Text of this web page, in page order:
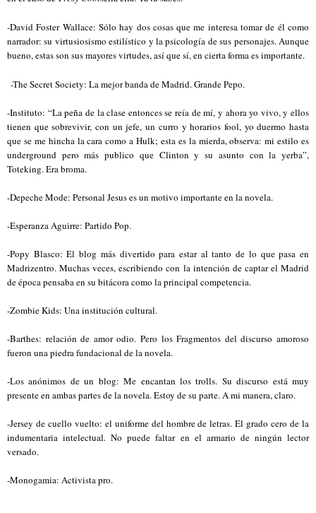
-David Foster Wallace: Sólo hay dos cosas que me interesa tomar de él como
narrador: su virtusiosismo estilístico y la psicología de sus personajes. Aunque
bueno, estas son sus mayores virtudes, así que sí, en cierta forma es importante.
-The Secret Society: La mejor banda de Madrid. Grande Pepo.
-Instituto: “La peña de la clase entonces se reía de mí, y ahora yo vivo, y ellos
tienen que sobrevivir, con un jefe, un curro y horarios fool, yo duermo hasta
que se me hincha la cara como a Hulk; esta es la mierda, observa: mi estilo es
underground pero más publico que Clinton y su asunto con la yerba”,
Toteking. Era broma.
-Depeche Mode: Personal Jesus es un motivo importante en la novela.
-Esperanza Aguirre: Partido Pop.
-Popy Blasco: El blog más divertido para estar al tanto de lo que pasa en
Madrizentro. Muchas veces, escribiendo con la intención de captar el Madrid
de época pensaba en su bitácora como la principal competencia.
-Zombie Kids: Una institución cultural.
-Barthes: relación de amor odio. Pero los Fragmentos del discurso amoroso
fueron una piedra fundacional de la novela.
-Los anónimos de un blog: Me encantan los trolls. Su discurso está muy
presente en ambas partes de la novela. Estoy de su parte. A mi manera, claro.
-Jersey de cuello vuelto: el uniforme del hombre de letras. El grado cero de la
indumentaria intelectual. No puede faltar en el armario de ningún lector
versado.
-Monogamia: Activista pro.